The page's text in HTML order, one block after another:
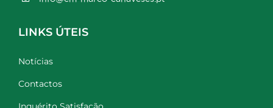
LINKS ÚTEIS
Notícias
Contactos